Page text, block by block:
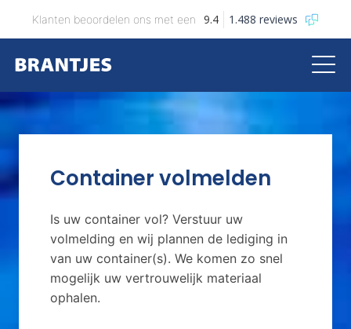
Klanten beoordelen ons met een 9.4 1.488 reviews
Container volmelden
Is uw container vol? Verstuur uw
volmelding en wij plannen de lediging in
van uw container(s). We komen zo snel
mogelijk uw vertrouwelijk materiaal
ophalen.